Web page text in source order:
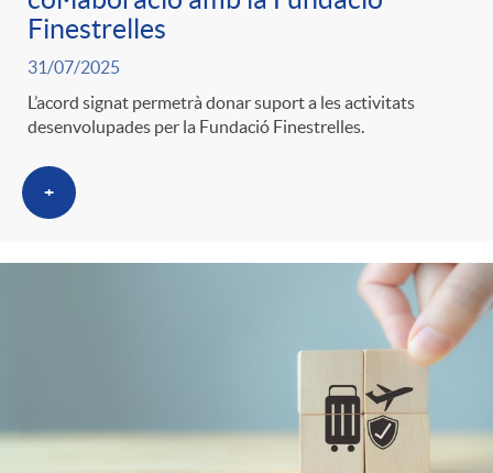
Finestrelles
31/07/2025
L’acord signat permetrà donar suport a les activitats
desenvolupades per la Fundació Finestrelles.
+